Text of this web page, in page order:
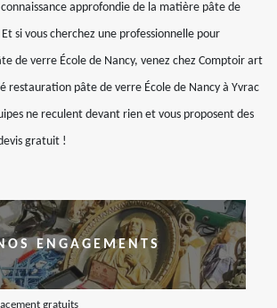
approfondie de la matière pâte de
si vous cherchez une professionnelle pour
de verre École de Nancy, venez chez Comptoir art
restauration pâte de verre École de Nancy à Yvrac
ne reculent devant rien et vous proposent des
gratuit !
ENGAGEMENTS
gratuits